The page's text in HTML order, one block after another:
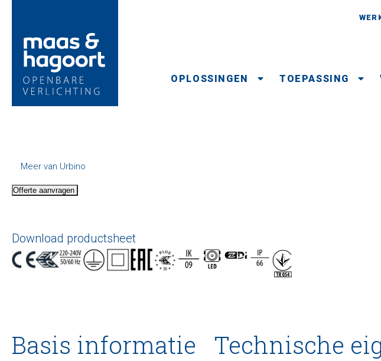
OPLOSSINGEN TOEPASSING
Meer van Urbino
Offerte aanvragen
Download productsheet
Basis informatie Technische